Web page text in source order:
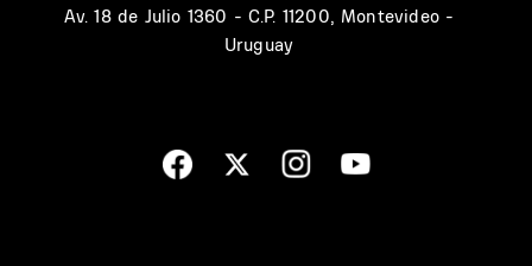
Av. 18 de Julio 1360 - C.P. 11200, Montevideo -
Uruguay